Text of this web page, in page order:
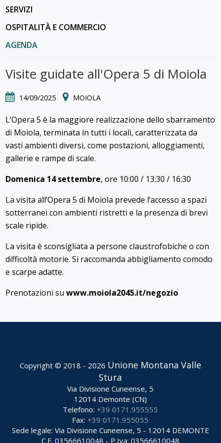
SERVIZI
OSPITALITÀ E COMMERCIO
AGENDA
Visite guidate all'Opera 5 di Moiola
14/09/2025 MOIOLA
L’Opera 5 è la maggiore realizzazione dello sbarramento
di Moiola, terminata in tutti i locali, caratterizzata da
vasti ambienti diversi, come postazioni, alloggiamenti,
gallerie e rampe di scale.
Domenica 14 settembre, ore 10:00 / 13:30 / 16:30
La visita all’Opera 5 di Moiola prevede l’accesso a spazi
sotterranei con ambienti ristretti e la presenza di brevi
scale ripide.
La visita è sconsigliata a persone claustrofobiche o con
difficoltà motorie. Si raccomanda abbigliamento comodo
e scarpe adatte.
Prenotazioni suwww.moiola2045.it/negozio
Copyright © 2018 - 2026 Unione Montana Valle
Stura
Via Divisione Cuneense, 5
12014 Demonte (CN)
Telefono:+39 0171.955555
Fax:+39 0171.955055
Sede legale: Via Divisione Cuneense, 5 - 12014 DEMONTE
C.F. 03566610048 - P.Iva: 03566610048